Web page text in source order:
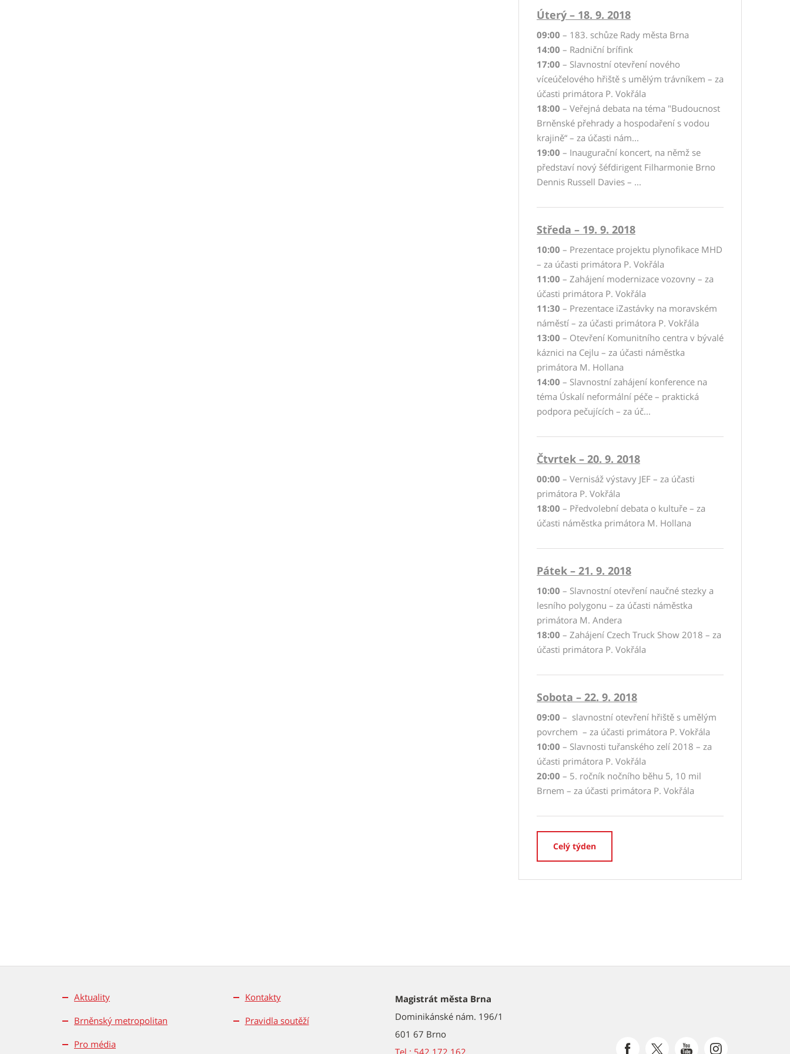
Úterý – 18. 9. 2018
09:00 – 183. schůze Rady města Brna
14:00 – Radniční brífink
17:00 – Slavnostní otevření nového
víceúčelového hřiště s umělým trávníkem – za
účasti primátora P. Vokřála
18:00 – Veřejná debata na téma "Budoucnost
Brněnské přehrady a hospodaření s vodou
krajině“ – za účasti nám...
19:00 – Inaugurační koncert, na němž se
představí nový šéfdirigent Filharmonie Brno
Dennis Russell Davies – ...
Středa – 19. 9. 2018
10:00 – Prezentace projektu plynofikace MHD
– za účasti primátora P. Vokřála
11:00 – Zahájení modernizace vozovny – za
účasti primátora P. Vokřála
11:30 – Prezentace iZastávky na moravském
náměstí – za účasti primátora P. Vokřála
13:00 – Otevření Komunitního centra v bývalé
káznici na Cejlu – za účasti náměstka
primátora M. Hollana
14:00 – Slavnostní zahájení konference na
téma Úskalí neformální péče – praktická
podpora pečujících – za úč...
Čtvrtek – 20. 9. 2018
00:00 – Vernisáž výstavy JEF – za účasti
primátora P. Vokřála
18:00 – Předvolební debata o kultuře – za
účasti náměstka primátora M. Hollana
Pátek – 21. 9. 2018
10:00 – Slavnostní otevření naučné stezky a
lesního polygonu – za účasti náměstka
primátora M. Andera
18:00 – Zahájení Czech Truck Show 2018 – za
účasti primátora P. Vokřála
Sobota – 22. 9. 2018
09:00 – slavnostní otevření hřiště s umělým
povrchem – za účasti primátora P. Vokřála
10:00 – Slavnosti tuřanského zelí 2018 – za
účasti primátora P. Vokřála
20:00 – 5. ročník nočního běhu 5, 10 mil
Brnem – za účasti primátora P. Vokřála
Celý týden
Aktuality
Brněnský metropolitan
Pro média
Kontakty
Pravidla soutěží
Magistrát města Brna
Dominikánské nám. 196/1
601 67 Brno
Tel.: 542 172 162